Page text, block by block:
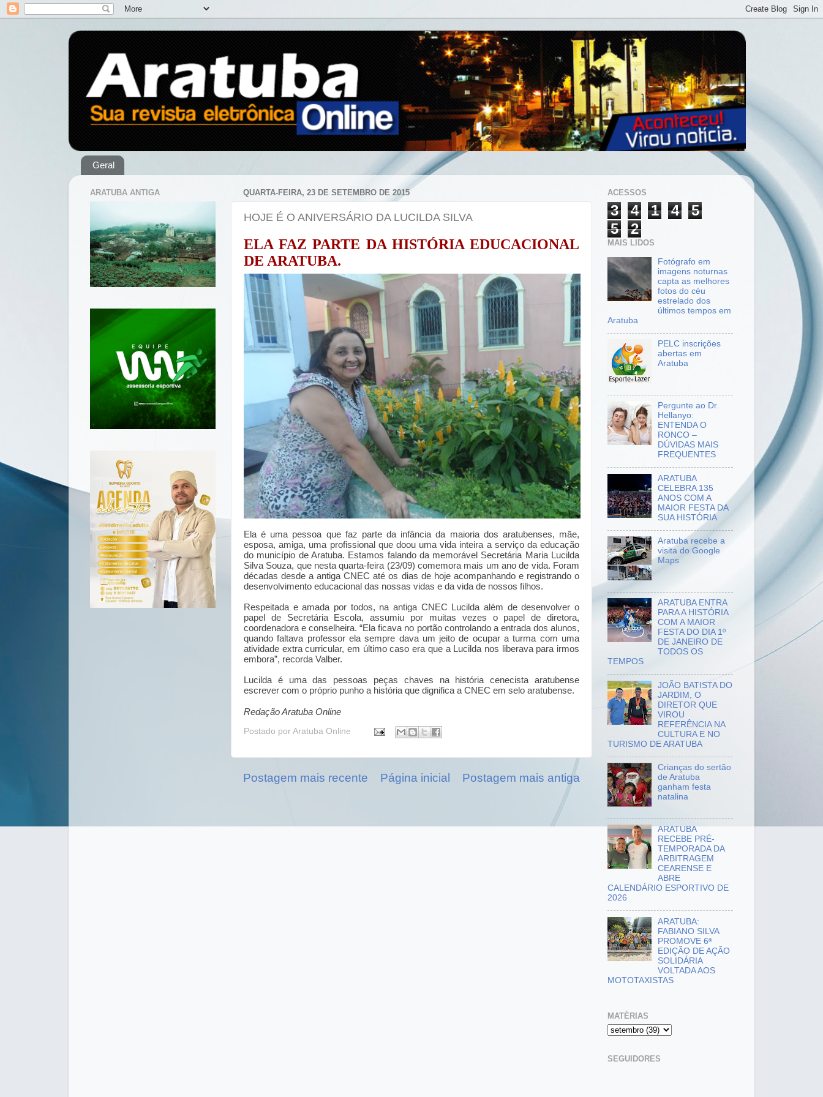
Geral
QUARTA-FEIRA, 23 DE SETEMBRO DE 2015
HOJE É O ANIVERSÁRIO DA LUCILDA SILVA
ELA FAZ PARTE DA HISTÓRIA EDUCACIONAL
DE ARATUBA.
Ela é uma pessoa que faz parte da infância da maioria dos aratubenses, mãe,
esposa, amiga, uma profissional que doou uma vida inteira a serviço da educação
do município de Aratuba. Estamos falando da memorável Secretária Maria Lucilda
Silva Souza, que nesta quarta-feira (23/09) comemora mais um ano de vida. Foram
décadas desde a antiga CNEC até os dias de hoje acompanhando e registrando o
desenvolvimento educacional das nossas vidas e da vida de nossos filhos.
Respeitada e amada por todos, na antiga CNEC Lucilda além de desenvolver o
papel de Secretária Escola, assumiu por muitas vezes o papel de diretora,
coordenadora e conselheira. “Ela ficava no portão controlando a entrada dos alunos,
quando faltava professor ela sempre dava um jeito de ocupar a turma com uma
atividade extra curricular, em último caso era que a Lucilda nos liberava para irmos
embora”, recorda Valber.
Lucilda é uma das pessoas peças chaves na história cenecista aratubense
escrever com o próprio punho a história que dignifica a CNEC em selo aratubense.
Redação Aratuba Online
Postado por Aratuba Online
Postagem mais recente Postagem mais antiga
Página inicial
ARATUBA ANTIGA ACESSOS
3 4 1 4
5
5
2
MAIS LIDOS
Fotógrafo em
imagens noturnas
capta as melhores
fotos do céu
estrelado dos
últimos tempos em
Aratuba
PELC inscrições
abertas em
Aratuba
Pergunte ao Dr.
Hellanyo:
ENTENDA O
RONCO –
DÚVIDAS MAIS
FREQUENTES
ARATUBA
CELEBRA 135
ANOS COM A
MAIOR FESTA DA
SUA HISTÓRIA
Aratuba recebe a
visita do Google
Maps
ARATUBA ENTRA
PARA A HISTÓRIA
COM A MAIOR
FESTA DO DIA 1º
DE JANEIRO DE
TODOS OS
TEMPOS
JOÃO BATISTA DO
JARDIM, O
DIRETOR QUE
VIROU
REFERÊNCIA NA
CULTURA E NO
TURISMO DE ARATUBA
Crianças do sertão
de Aratuba
ganham festa
natalina
ARATUBA
RECEBE PRÉ-
TEMPORADA DA
ARBITRAGEM
CEARENSE E
ABRE
CALENDÁRIO ESPORTIVO DE
2026
ARATUBA:
FABIANO SILVA
PROMOVE 6ª
EDIÇÃO DE AÇÃO
SOLIDÁRIA
VOLTADA AOS
MOTOTAXISTAS
MATÉRIAS
SEGUIDORES